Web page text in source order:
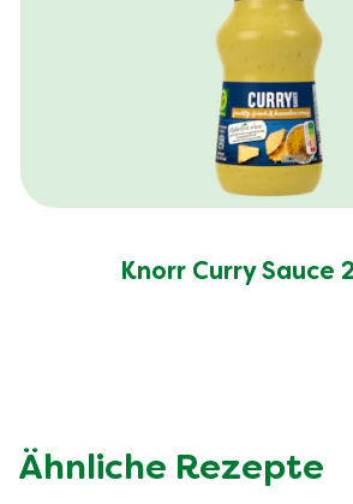
Knorr Curry Sauce
Ähnliche Rezepte